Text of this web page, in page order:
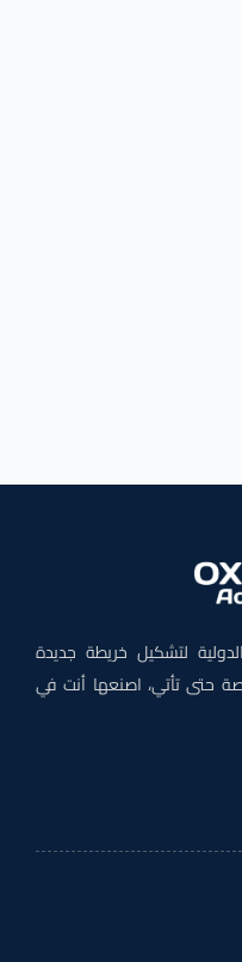
لتشكيل خريطة جديدة
حتى تأتي، اصنعها أنت في